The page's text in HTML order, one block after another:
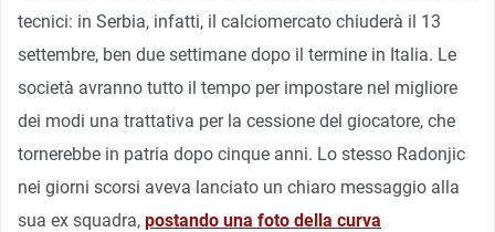
tecnici: in Serbia, infatti, il calciomercato chiuderà il 13
settembre, ben due settimane dopo il termine in Italia. Le
società avranno tutto il tempo per impostare nel migliore
dei modi una trattativa per la cessione del giocatore, che
tornerebbe in patria dopo cinque anni. Lo stesso Radonjic
nei giorni scorsi aveva lanciato un chiaro messaggio alla
sua ex squadra, postando una foto della curva